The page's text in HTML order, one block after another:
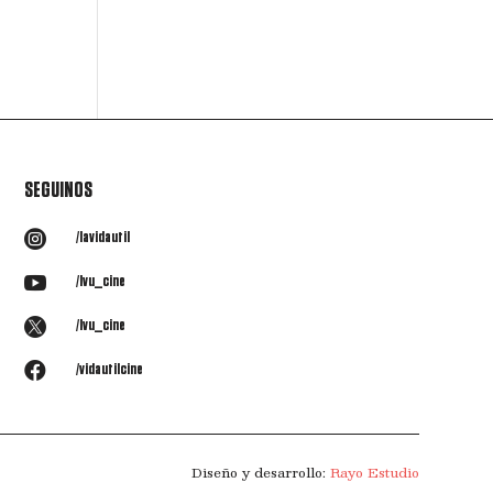
SEGUINOS
 /lavidautil
 /lvu_cine
 /lvu_cine
 /vidautilcine
Diseño y desarrollo: Rayo Estudio